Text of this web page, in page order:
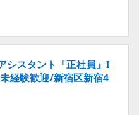
シスタント「正社員」I
経験歓迎/新宿区新宿4